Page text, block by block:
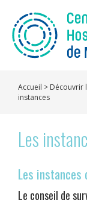
Accueil > Découvrir
instances
Les
Les instances
Le conseil de